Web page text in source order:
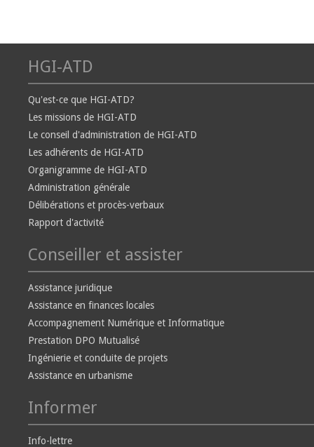
HGI-ATD
Qu'est-ce que HGI-ATD?
Les missions de HGI-ATD
Le conseil d'administration de HGI-ATD
Les adhérents de HGI-ATD
Organigramme de HGI-ATD
Administration générale
Délibérations et procès-verbaux
Rapport d'activité
Conseiller et assister
Assistance juridique
Assistance en finances locales
Accompagnement Numérique et Informatique
Prestation DPO Mutualisé
Ingénierie et conduite de projets
Assistance en urbanisme
Informer
Info-lettre